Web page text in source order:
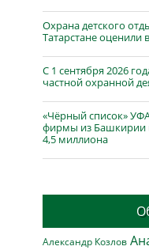
Охрана детского
Татарстане оценили
С 1 сентября 2026
частной охранной
«Чёрный список»
фирмы из Башкирии
4,5 миллиона
Александр Козлов